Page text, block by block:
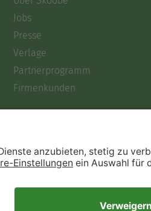
Jobs
Presse
Verlage
Partnerprogramm
Firmenkunden
Immer ein gutes Buch